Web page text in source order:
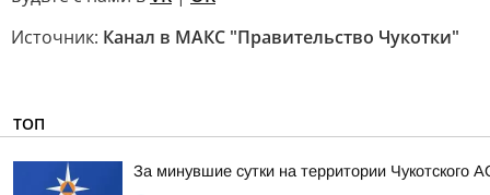
Источник: Канал в МАКС "Правительство Чукотки"
ТОП
За минувшие сутки на территории Чукотского